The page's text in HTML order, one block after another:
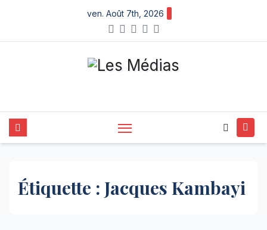
content
ven. Août 7th, 2026
Étiquette : Jacques Kambayi